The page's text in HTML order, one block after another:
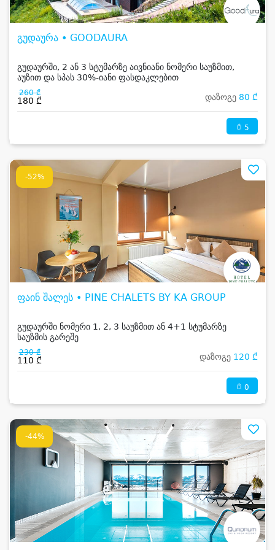
გუდაურა • GOODAURA
გუდაურში, 2 ან 3 სტუმარზე აივნიანი ნომერი საუზმით,
აუზით და სპას 30%-იანი ფასდაკლებით
260 ₾
180 ₾ დაზოგე 80 ₾
5
-52%
ფაინ შალეს • PINE CHALETS BY KA GROUP
გუდაურში ნომერი 1, 2, 3 საუზმით ან 4+1 სტუმარზე
საუზმის გარეშე
230 ₾
110 ₾ დაზოგე 120 ₾
0
-44%